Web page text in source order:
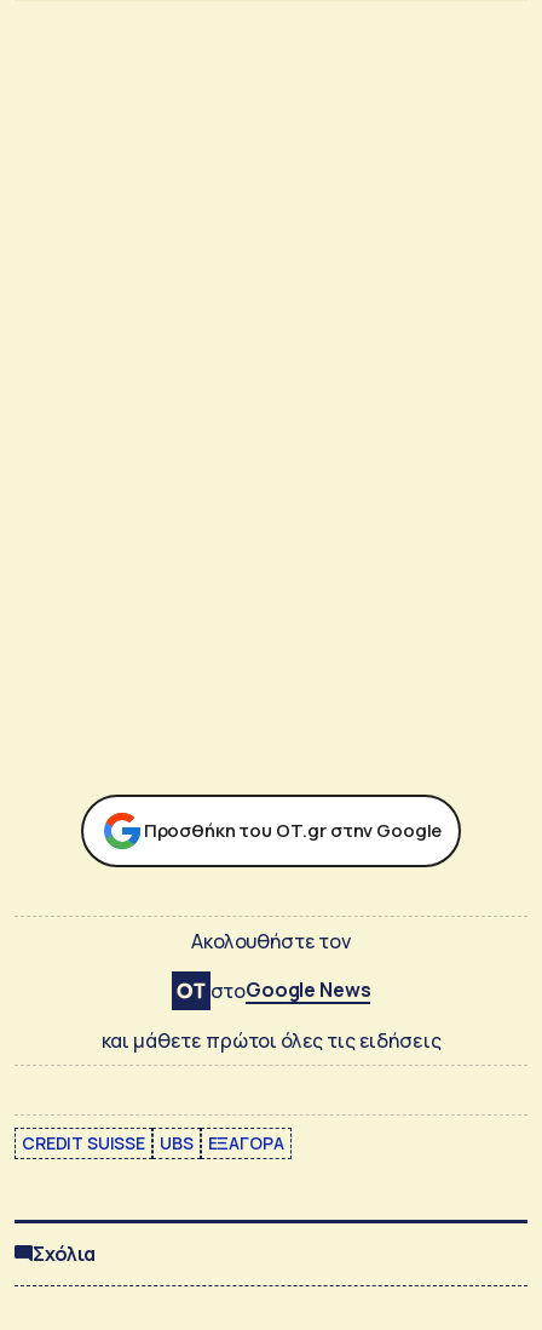
Προσθήκη του ΟΤ.gr στην Google
Ακολουθήστε τον
στοGoogle News
και μάθετε πρώτοι όλες τις ειδήσεις
CREDIT SUISSE UBS ΕΞΑΓΟΡΑ
Σχόλια